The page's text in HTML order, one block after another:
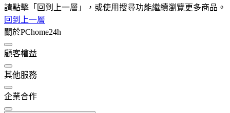
請點擊「回到上一層」，或使用搜尋功能繼續瀏覽更多商品。
回到上一層
關於PChome24h
顧客權益
其他服務
企業合作